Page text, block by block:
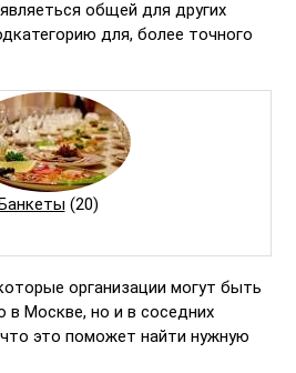
общей для других
для, более точного
(20)
организации могут быть
в Москве, но и в соседних
это поможет найти нужную